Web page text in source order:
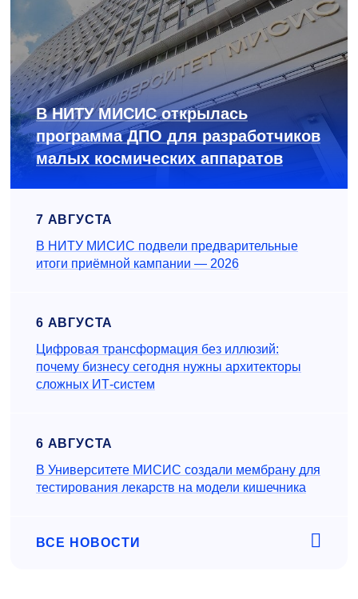
В НИТУ МИСИС открылась
программа ДПО для разработчиков
малых космических аппаратов
7 АВГУСТА
В НИТУ МИСИС подвели предварительные
итоги приёмной кампании — 2026
6 АВГУСТА
Цифровая трансформация без иллюзий:
почему бизнесу сегодня нужны архитекторы
сложных ИТ-систем
6 АВГУСТА
В Университете МИСИС создали мембрану для
тестирования лекарств на модели кишечника
ВСЕ НОВОСТИ